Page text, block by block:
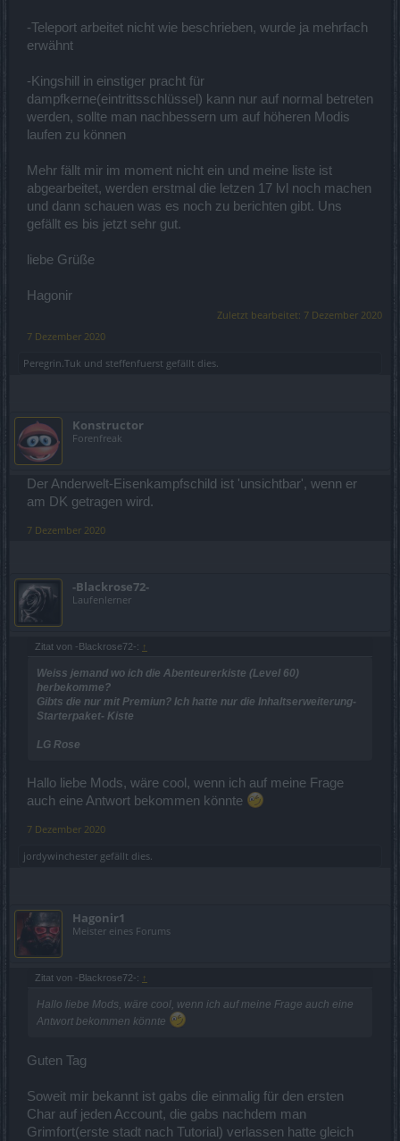
-Teleport arbeitet nicht wie beschrieben, wurde ja mehrfach
erwähnt
-Kingshill in einstiger pracht für
dampfkerne(eintrittsschlüssel) kann nur auf normal betreten
werden, sollte man nachbessern um auf höheren Modis
laufen zu können
Mehr fällt mir im moment nicht ein und meine liste ist
abgearbeitet, werden erstmal die letzen 17 lvl noch machen
und dann schauen was es noch zu berichten gibt. Uns
gefällt es bis jetzt sehr gut.
liebe Grüße
Hagonir
Zuletzt bearbeitet: 7 Dezember 2020
7 Dezember 2020
Peregrin.Tuk und steffenfuerst gefällt dies.
Konstructor
Forenfreak
Der Anderwelt-Eisenkampfschild ist 'unsichtbar', wenn er
am DK getragen wird.
7 Dezember 2020
-Blackrose72-
Laufenlerner
Zitat von -Blackrose72-: ↑
Weiss jemand wo ich die Abenteurerkiste (Level 60)
herbekomme?
Gibts die nur mit Premiun? Ich hatte nur die Inhaltserweiterung-
Starterpaket- Kiste
LG Rose
Hallo liebe Mods, wäre cool, wenn ich auf meine Frage
auch eine Antwort bekommen könnte
7 Dezember 2020
jordywinchester gefällt dies.
Hagonir1
Meister eines Forums
Zitat von -Blackrose72-: ↑
Hallo liebe Mods, wäre cool, wenn ich auf meine Frage auch eine
Antwort bekommen könnte
Guten Tag
Soweit mir bekannt ist gabs die einmalig für den ersten
Char auf jeden Account, die gabs nachdem man
Grimfort(erste stadt nach Tutorial) verlassen hatte gleich